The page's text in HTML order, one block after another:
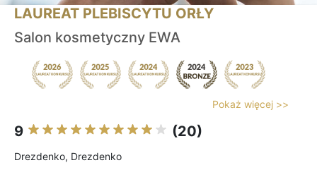
LAUREAT PLEBISCYTU ORŁY
Salon kosmetyczny EWA
Pokaż więcej >>
9 (20)
Drezdenko, Drezdenko